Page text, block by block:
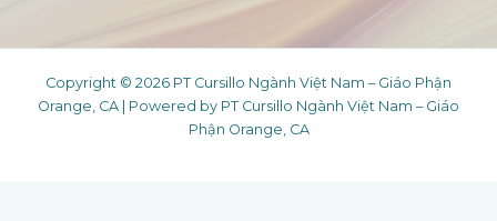
Copyright © 2026 PT Cursillo Ngành Việt Nam – Giáo Phận
Orange, CA | Powered by PT Cursillo Ngành Việt Nam – Giáo
Phận Orange, CA